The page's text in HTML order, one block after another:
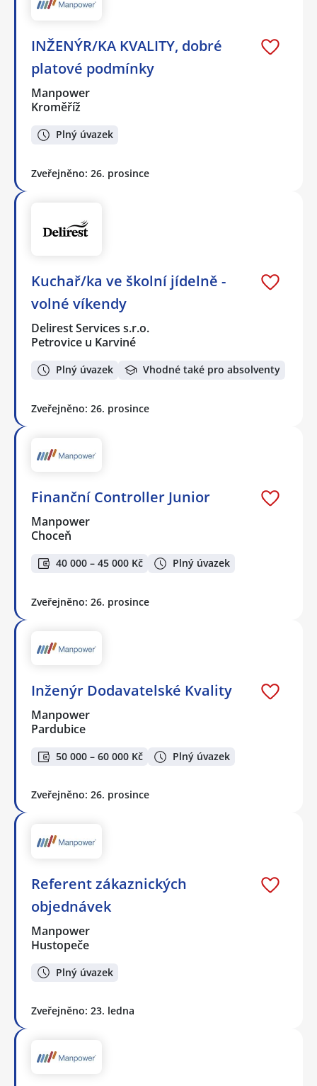
INŽENÝR/KA KVALITY, dobré
platové podmínky
Manpower
Kroměříž
Plný úvazek
Zveřejněno: 26. prosince
Kuchař/ka ve školní jídelně -
volné víkendy
Delirest Services s.r.o.
Petrovice u Karviné
Plný úvazek Vhodné také pro absolventy
Zveřejněno: 26. prosince
Finanční Controller Junior
Manpower
Choceň
40 000 – 45 000 Kč Plný úvazek
Zveřejněno: 26. prosince
Inženýr Dodavatelské Kvality
Manpower
Pardubice
50 000 – 60 000 Kč Plný úvazek
Zveřejněno: 26. prosince
Referent zákaznických
objednávek
Manpower
Hustopeče
Plný úvazek
Zveřejněno: 23. ledna